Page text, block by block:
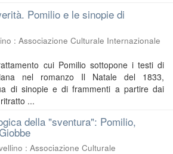
Pomilio e le sinopie di
: Associazione Culturale Internazionale
cui Pomilio sottopone i testi di
nel romanzo Il Natale del 1833,
di sinopie e di frammenti a partire dai
...
della "sventura": Pomilio,
: Associazione Culturale